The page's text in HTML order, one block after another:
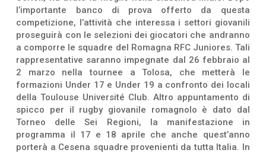
l’importante banco di prova offerto da questa
competizione, l’attività che interessa i settori giovanili
proseguirà con le selezioni dei giocatori che andranno
a comporre le squadre del Romagna RFC Juniores. Tali
rappresentative saranno impegnate dal 26 febbraio al
2 marzo nella tournee a Tolosa, che metterà le
formazioni Under 17 e Under 19 a confronto dei locali
della Toulouse Université Club. Altro appuntamento di
spicco per il rugby giovanile romagnolo è dato dal
Torneo delle Sei Regioni, la manifestazione in
programma il 17 e 18 aprile che anche quest’anno
porterà a Cesena squadre provenienti da tutta Italia. In